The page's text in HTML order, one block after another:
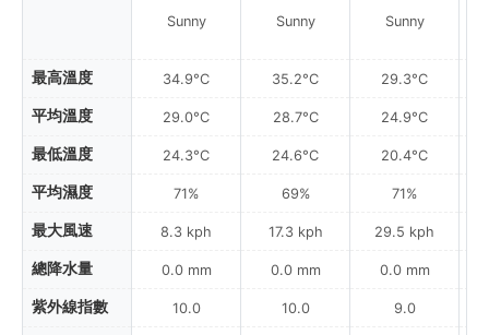
最高溫度
平均溫度
最低溫度
平均濕度
最大風速
總降水量
紫外線指數
Sunny
34.9°C
29.0°C
24.3°C
71%
8.3 kph
0.0 mm
10.0
Sunny
35.2°C
28.7°C
24.6°C
69%
17.3 kph
0.0 mm
10.0
Sunny
29.3°C
24.9°C
20.4°C
71%
29.5 kph
0.0 mm
9.0